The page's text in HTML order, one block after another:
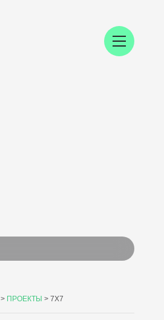
> ПРОЕКТЫ > 7X7